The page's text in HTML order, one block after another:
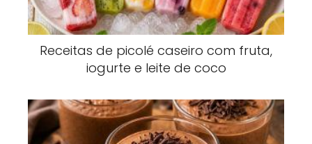
Receitas de picolé caseiro com fruta,
iogurte e leite de coco